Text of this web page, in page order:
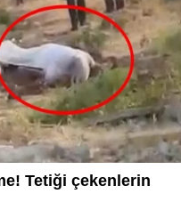
Tetiği çekenlerin